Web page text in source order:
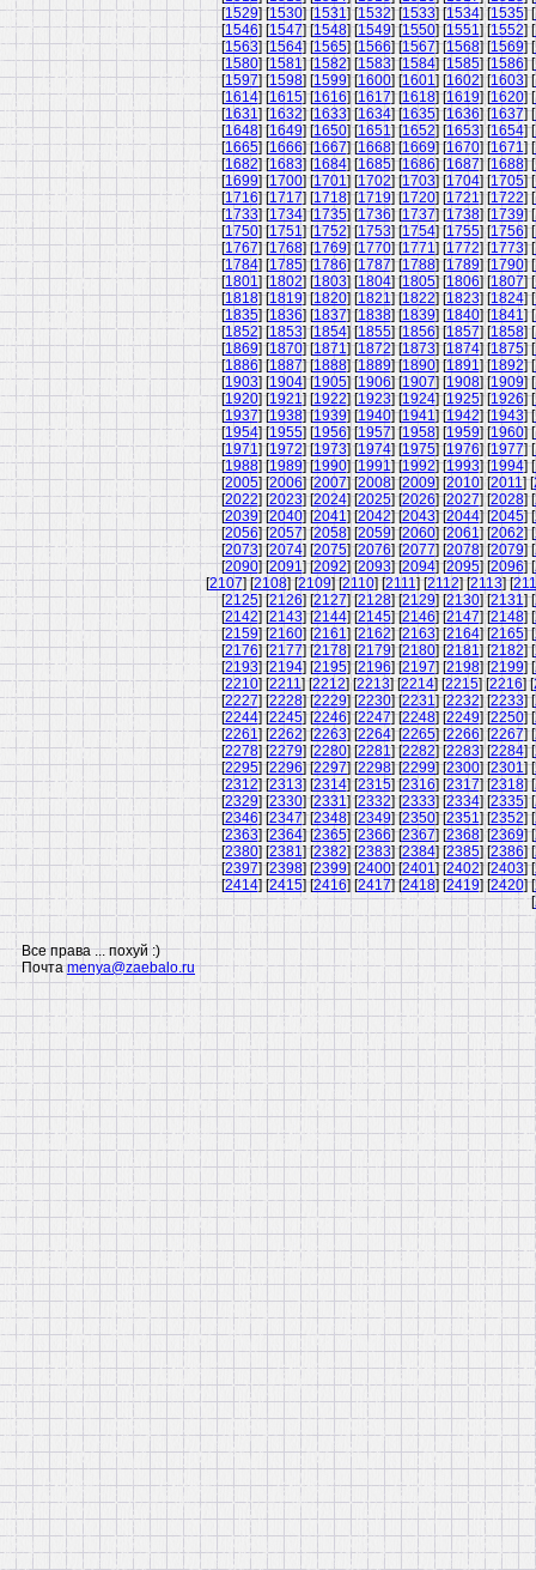
[1529] [1530] [1531] [1532] [1533] [1534] [1535] [
[1546] [1547] [1548] [1549] [1550] [1551] [1552] [
[1563] [1564] [1565] [1566] [1567] [1568] [1569] [
[1580] [1581] [1582] [1583] [1584] [1585] [1586] [
[1597] [1598] [1599] [1600] [1601] [1602] [1603] [
[1614] [1615] [1616] [1617] [1618] [1619] [1620] [
[1631] [1632] [1633] [1634] [1635] [1636] [1637] [
[1648] [1649] [1650] [1651] [1652] [1653] [1654] [
[1665] [1666] [1667] [1668] [1669] [1670] [1671] [
[1682] [1683] [1684] [1685] [1686] [1687] [1688] [
[1699] [1700] [1701] [1702] [1703] [1704] [1705] [
[1716] [1717] [1718] [1719] [1720] [1721] [1722] [
[1733] [1734] [1735] [1736] [1737] [1738] [1739] [
[1750] [1751] [1752] [1753] [1754] [1755] [1756] [
[1767] [1768] [1769] [1770] [1771] [1772] [1773] [
[1784] [1785] [1786] [1787] [1788] [1789] [1790] [
[1801] [1802] [1803] [1804] [1805] [1806] [1807] [
[1818] [1819] [1820] [1821] [1822] [1823] [1824] [
[1835] [1836] [1837] [1838] [1839] [1840] [1841] [
[1852] [1853] [1854] [1855] [1856] [1857] [1858] [
[1869] [1870] [1871] [1872] [1873] [1874] [1875] [
[1886] [1887] [1888] [1889] [1890] [1891] [1892] [
[1903] [1904] [1905] [1906] [1907] [1908] [1909] [
[1920] [1921] [1922] [1923] [1924] [1925] [1926] [
[1937] [1938] [1939] [1940] [1941] [1942] [1943] [
[1954] [1955] [1956] [1957] [1958] [1959] [1960] [
[1971] [1972] [1973] [1974] [1975] [1976] [1977] [
[1988] [1989] [1990] [1991] [1992] [1993] [1994] [
[2005] [2006] [2007] [2008] [2009] [2010] [2011] [
[2022] [2023] [2024] [2025] [2026] [2027] [2028] [
[2039] [2040] [2041] [2042] [2043] [2044] [2045] [
[2056] [2057] [2058] [2059] [2060] [2061] [2062] [
[2073] [2074] [2075] [2076] [2077] [2078] [2079] [
[2090] [2091] [2092] [2093] [2094] [2095] [2096] [
[2107] [2108] [2109] [2110] [2111] [2112] [2113] [
[2125] [2126] [2127] [2128] [2129] [2130] [2131] [
[2142] [2143] [2144] [2145] [2146] [2147] [2148] [
[2159] [2160] [2161] [2162] [2163] [2164] [2165] [
[2176] [2177] [2178] [2179] [2180] [2181] [2182] [
[2193] [2194] [2195] [2196] [2197] [2198] [2199] [
[2210] [2211] [2212] [2213] [2214] [2215] [2216] [
[2227] [2228] [2229] [2230] [2231] [2232] [2233] [
[2244] [2245] [2246] [2247] [2248] [2249] [2250] [
[2261] [2262] [2263] [2264] [2265] [2266] [2267] [
[2278] [2279] [2280] [2281] [2282] [2283] [2284] [
[2295] [2296] [2297] [2298] [2299] [2300] [2301] [
[2312] [2313] [2314] [2315] [2316] [2317] [2318] [
[2329] [2330] [2331] [2332] [2333] [2334] [2335] [
[2346] [2347] [2348] [2349] [2350] [2351] [2352] [
[2363] [2364] [2365] [2366] [2367] [2368] [2369] [
[2380] [2381] [2382] [2383] [2384] [2385] [2386] [
[2397] [2398] [2399] [2400] [2401] [2402] [2403] [
[2414] [2415] [2416] [2417] [2418] [2419] [2420] [
[
Все права ... похуй :)
Почтаmenya@zaebalo.ru